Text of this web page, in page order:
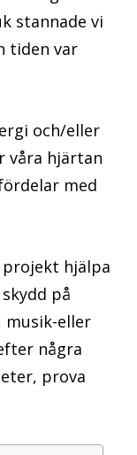
stannade vi
tiden var
och/eller
våra hjärtan
med
hjälpa
på
musik-eller
några
prova